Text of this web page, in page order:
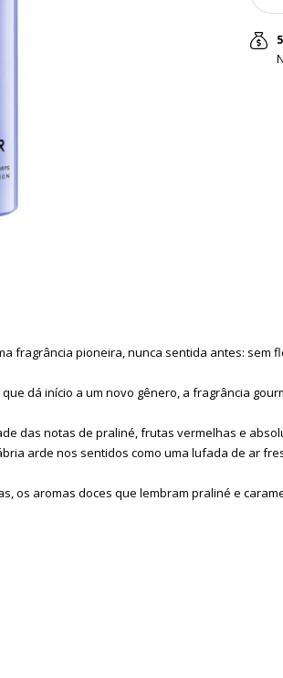
fragrância pioneira, nunca sentida antes: sem
dá início a um novo gênero, a fragrância
das notas de praliné, frutas vermelhas e
arde nos sentidos como uma lufada de ar
os aromas doces que lembram praliné e